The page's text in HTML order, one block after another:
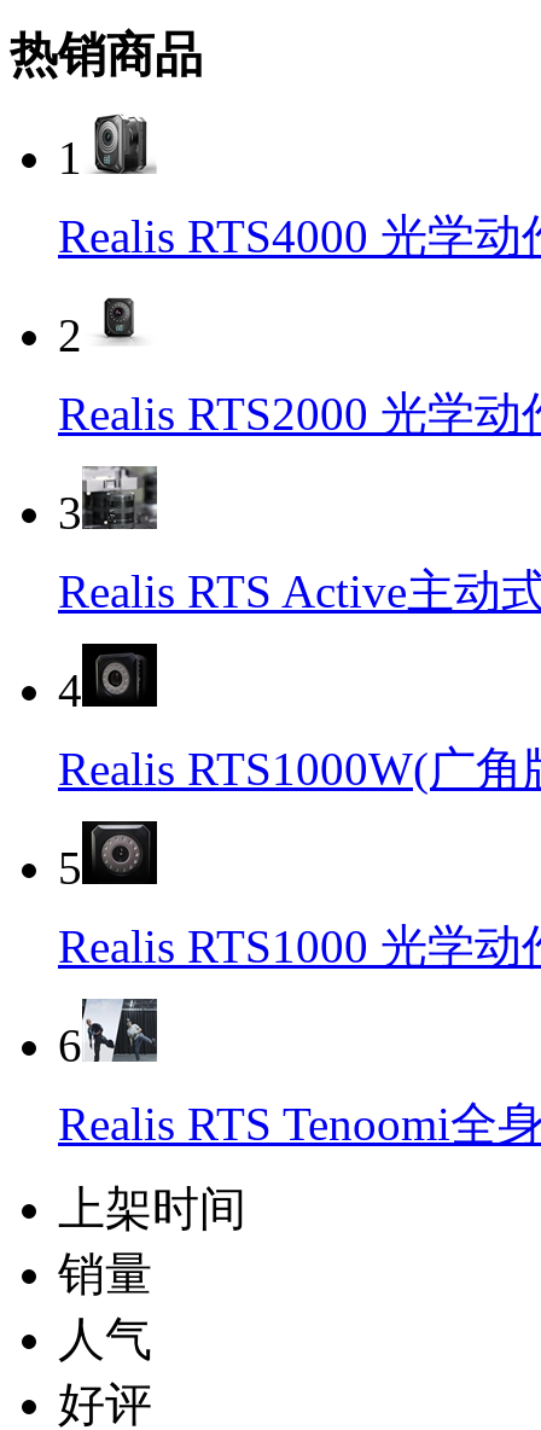
热销商品
1
Realis RTS4000 光学
2
Realis RTS2000 光学
3
Realis RTS Active主动
4
Realis RTS1000W(广
5
Realis RTS1000 光学
6
Realis RTS Tenoomi全
上架时间
销量
人气
好评